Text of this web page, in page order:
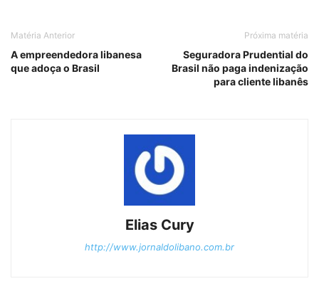
Matéria Anterior
A empreendedora libanesa
que adoça o Brasil
Próxima matéria
Seguradora Prudential do
Brasil não paga indenização
para cliente libanês
Elias Cury
http://www.jornaldolibano.com.br